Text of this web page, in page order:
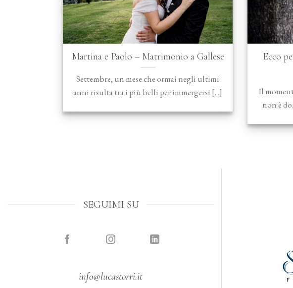
Martina e Paolo – Matrimonio a Gallese
Settembre, un mese che ormai negli ultimi
anni risulta tra i più belli per immergersi [...]
Ecco
Il
non è
SEGUIMI SU
info@lucastorri.it